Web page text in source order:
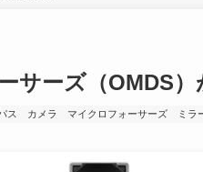
サーズ（OMDS
ス カメラ マイクロフォーサーズ ミラ